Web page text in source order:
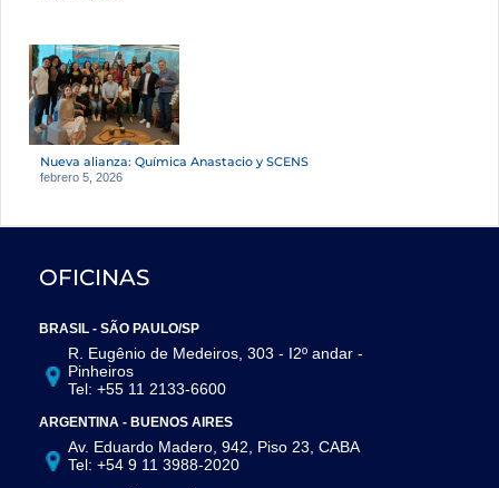
Nueva alianza: Química Anastacio y SCENS
febrero 5, 2026
OFICINAS
BRASIL - SÃO PAULO/SP
R. Eugênio de Medeiros, 303 - I2º andar -
Pinheiros
Tel: +55 11 2133-6600
ARGENTINA - BUENOS AIRES
Av. Eduardo Madero, 942, Piso 23, CABA
Tel: +54 9 11 3988-2020